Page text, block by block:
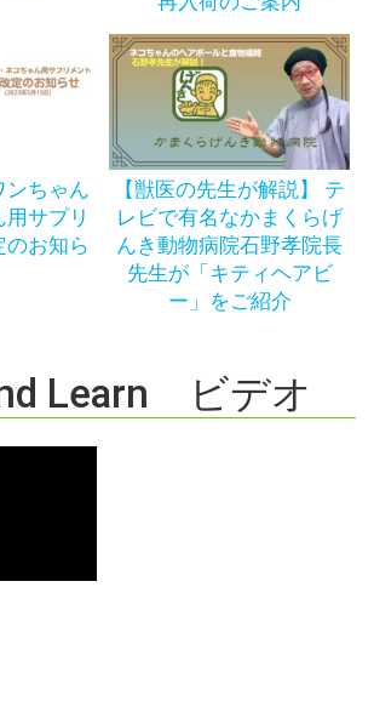
ンちゃん
サプリ
のお知ら
【獣医の先生が解説】 テ
レビで有名なかまくらげ
んき動物病院石野孝院長
先生が「キティヘアビ
ー」をご紹介
Learn ビデオ